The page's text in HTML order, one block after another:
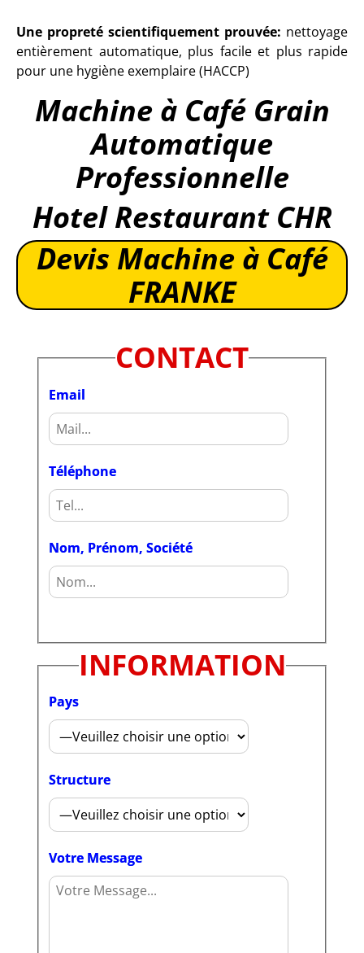
Une propreté scientifiquement prouvée: nettoyage
entièrement automatique, plus facile et plus rapide
pour une hygiène exemplaire (HACCP)
Machine à Café Grain
Automatique
Professionnelle
Hotel Restaurant CHR
Devis Machine à Café
FRANKE
CONTACT
Email
Téléphone
Nom, Prénom, Société
INFORMATION
Pays
Structure
Votre Message